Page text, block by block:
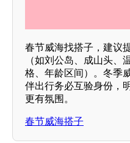
春节威海找搭子，建议
（如刘公岛、成山头
格、年龄区间）。冬季
伴出行务必互验身份，
更有氛围。
春节威海搭子